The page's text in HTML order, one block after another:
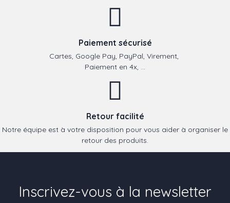
Paiement sécurisé
Cartes, Google Pay, PayPal, Virement,
Paiement en 4x, ...
Retour facilité
Notre équipe est à votre disposition pour vous aider à organiser le
retour des produits.
Inscrivez-vous à la newsletter